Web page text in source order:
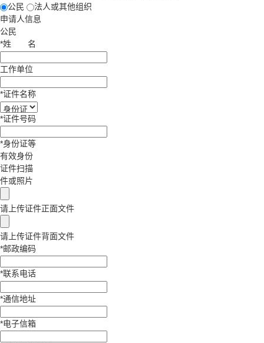
公民
法人或其他组织
申请人信息
公民
*姓 名
工作单位
*证件名称
*证件号码
*身份证等
有效身份
证件扫描
件或照片
请上传证件正面文件
请上传证件背面文件
*邮政编码
*联系电话
*通信地址
*电子信箱